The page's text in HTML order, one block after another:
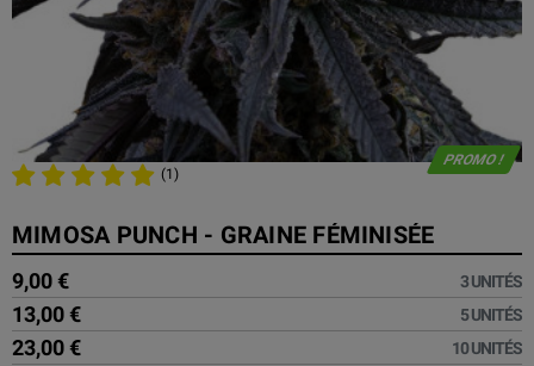
PROMO !
(1)
MIMOSA PUNCH - GRAINE FÉMINISÉE
9,00 € 3 UNITÉS
13,00 € 5 UNITÉS
23,00 € 10 UNITÉS